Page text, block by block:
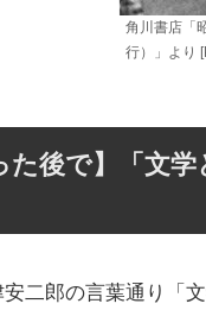
角川書店「
行）」より
た後で】「文
二郎の言葉通り「